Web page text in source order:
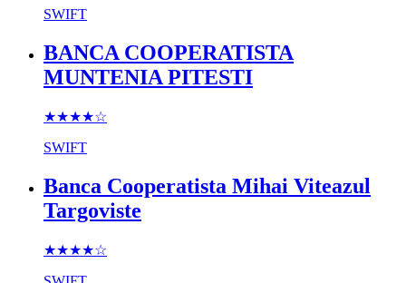
SWIFT
BANCA COOPERATISTA
MUNTENIA PITESTI
★★★★☆
SWIFT
Banca Cooperatista Mihai Viteazul
Targoviste
★★★★☆